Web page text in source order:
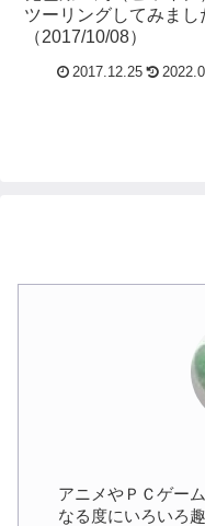
ツーリングしてみまし
（2017/10/08）
2017.12.25
アニメやＰＣゲー
なる度にいろいろ